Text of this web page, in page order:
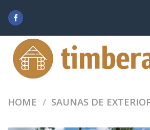
to
HOME / SAUNAS DE